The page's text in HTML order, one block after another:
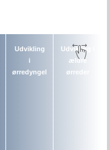
Udvikling
i
ørredyngel
Udvikling i
ældre
ørreder